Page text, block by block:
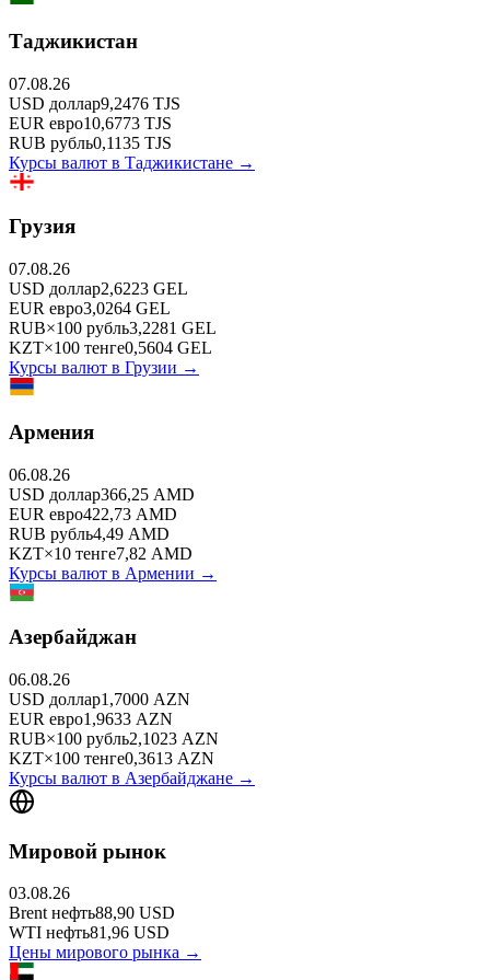
Таджикистан
07.08.26
USD доллар9,2476 TJS
EUR евро10,6773 TJS
RUB рубль0,1135 TJS
Курсы валют в Таджикистане →
Грузия
07.08.26
USD доллар2,6223 GEL
EUR евро3,0264 GEL
RUB×100 рубль3,2281 GEL
KZT×100 тенге0,5604 GEL
Курсы валют в Грузии →
Армения
06.08.26
USD доллар366,25 AMD
EUR евро422,73 AMD
RUB рубль4,49 AMD
KZT×10 тенге7,82 AMD
Курсы валют в Армении →
Азербайджан
06.08.26
USD доллар1,7000 AZN
EUR евро1,9633 AZN
RUB×100 рубль2,1023 AZN
KZT×100 тенге0,3613 AZN
Курсы валют в Азербайджане →
Мировой рынок
03.08.26
Brent нефть88,90 USD
WTI нефть81,96 USD
Цены мирового рынка →